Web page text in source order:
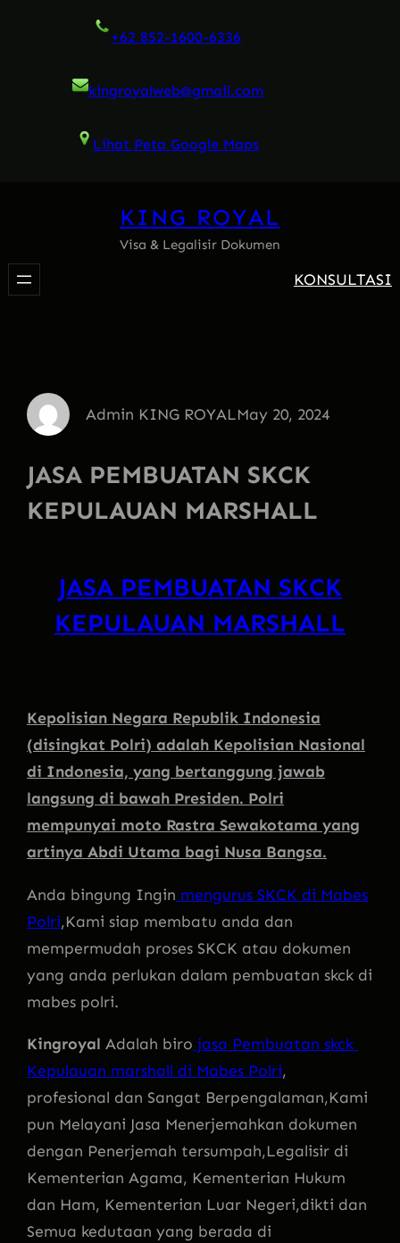
+62 852-1600-6336
kingroyalweb@gmail.com
Lihat Peta Google Maps
KING ROYAL
Visa & Legalisir Dokumen
KONSULTASI
Admin KING ROYALMay 20, 2024
JASA PEMBUATAN SKCK
KEPULAUAN MARSHALL
JASA PEMBUATAN SKCK
KEPULAUAN MARSHALL
Kepolisian Negara Republik Indonesia
(disingkat Polri) adalah Kepolisian Nasional
di Indonesia, yang bertanggung jawab
langsung di bawah Presiden. Polri
mempunyai moto Rastra Sewakotama yang
artinya Abdi Utama bagi Nusa Bangsa.
Anda bingung Ingin mengurus SKCK di Mabes
Polri,Kami siap membatu anda dan
mempermudah proses SKCK atau dokumen
yang anda perlukan dalam pembuatan skck di
mabes polri.
Kingroyal Adalah biro jasa Pembuatan skck
Kepulauan marshall di Mabes Polri,
profesional dan Sangat Berpengalaman,Kami
pun Melayani Jasa Menerjemahkan dokumen
dengan Penerjemah tersumpah,Legalisir di
Kementerian Agama, Kementerian Hukum
dan Ham, Kementerian Luar Negeri,dikti dan
Semua kedutaan yang berada di